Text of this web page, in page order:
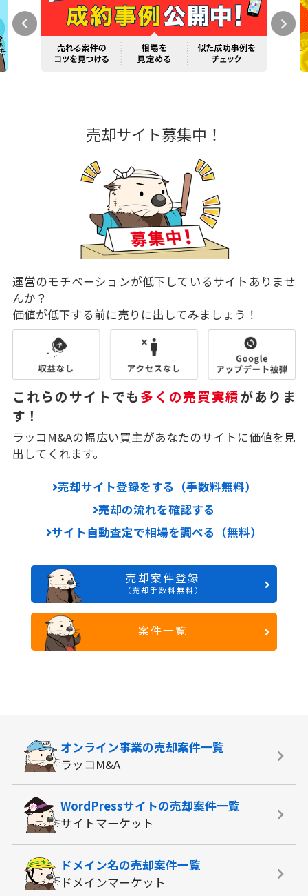
売却サイト募集中！
運営のモチベーションが低下しているサイトありませ
んか？
価値が低下する前に売りに出してみましょう！
これらのサイトでも多くの売買実績がありま
す！
ラッコM&Aの幅広い買主があなたのサイトに価値を見
出してくれます。
売却サイト登録をする（手数料無料）
売却の流れを確認する
サイト自動査定で相場を調べる（無料）
売却案件登録
（売却手数料無料）
案件一覧
オンライン事業の売却案件一覧
ラッコM&A
WordPressサイトの売却案件一覧
サイトマーケット
ドメイン名の売却案件一覧
ドメインマーケット